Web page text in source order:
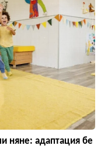
няне: адаптация бе